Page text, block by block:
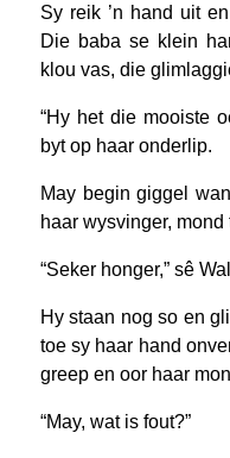
Sy reik ’n hand uit
Die baba se klein
klou vas, die
“Hy het die mooiste
byt op haar onderlip.
May begin giggel
haar wysvinger, mond
“Seker honger,” sê
Hy staan nog so en
toe sy haar hand
greep en oor haar
“May, wat is fout?”